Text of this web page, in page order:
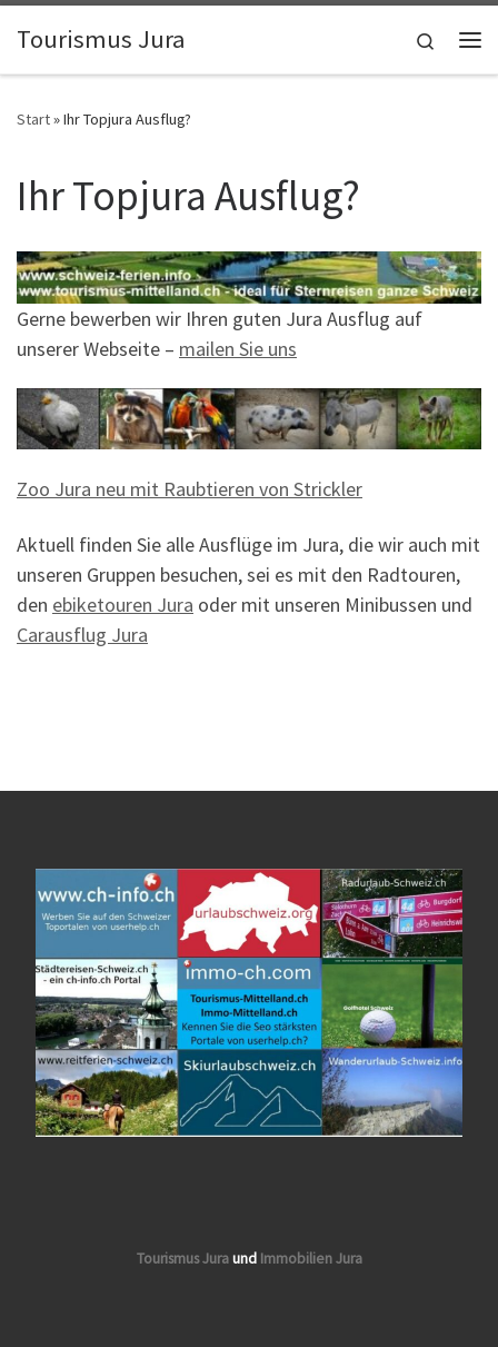
Zum Inhalt springen
Tourismus Jura
Search
Start»Ihr Topjura Ausflug?
Ihr Topjura Ausflug?
Gerne bewerben wir Ihren guten Jura Ausflug auf
unserer Webseite – mailen Sie uns
Zoo Jura neu mit Raubtieren von Strickler
Aktuell finden Sie alle Ausflüge im Jura, die wir auch mit
unseren Gruppen besuchen, sei es mit den Radtouren,
den ebiketouren Jura oder mit unseren Minibussen und
Carausflug Jura
Tourismus Juraund Immobilien Jura